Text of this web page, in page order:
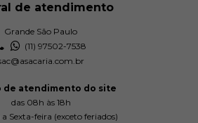
de atendimento
Grande São Paulo
(11) 97502-7538
de atendimento do site
das 08h às 18h
Sexta-feira (exceto feriados)